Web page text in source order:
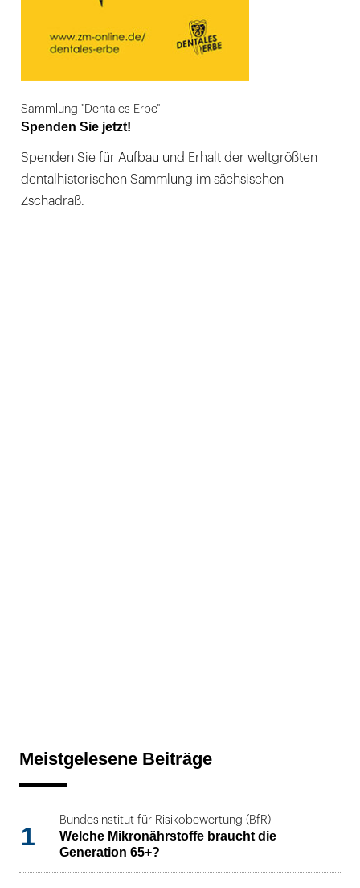
Sammlung "Dentales Erbe"
Spenden Sie jetzt!
Spenden Sie für Aufbau und Erhalt der weltgrößten
dentalhistorischen Sammlung im sächsischen
Zschadraß.
Meistgelesene Beiträge
1
Bundesinstitut für Risikobewertung (BfR)
Welche Mikronährstoffe braucht die
Generation 65+?